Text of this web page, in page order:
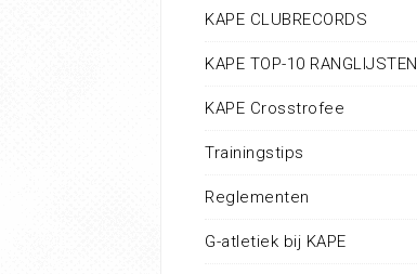
KAPE CLUBRECORDS
KAPE TOP-10 RANGLIJSTEN
KAPE Crosstrofee
Trainingstips
Reglementen
G-atletiek bij KAPE